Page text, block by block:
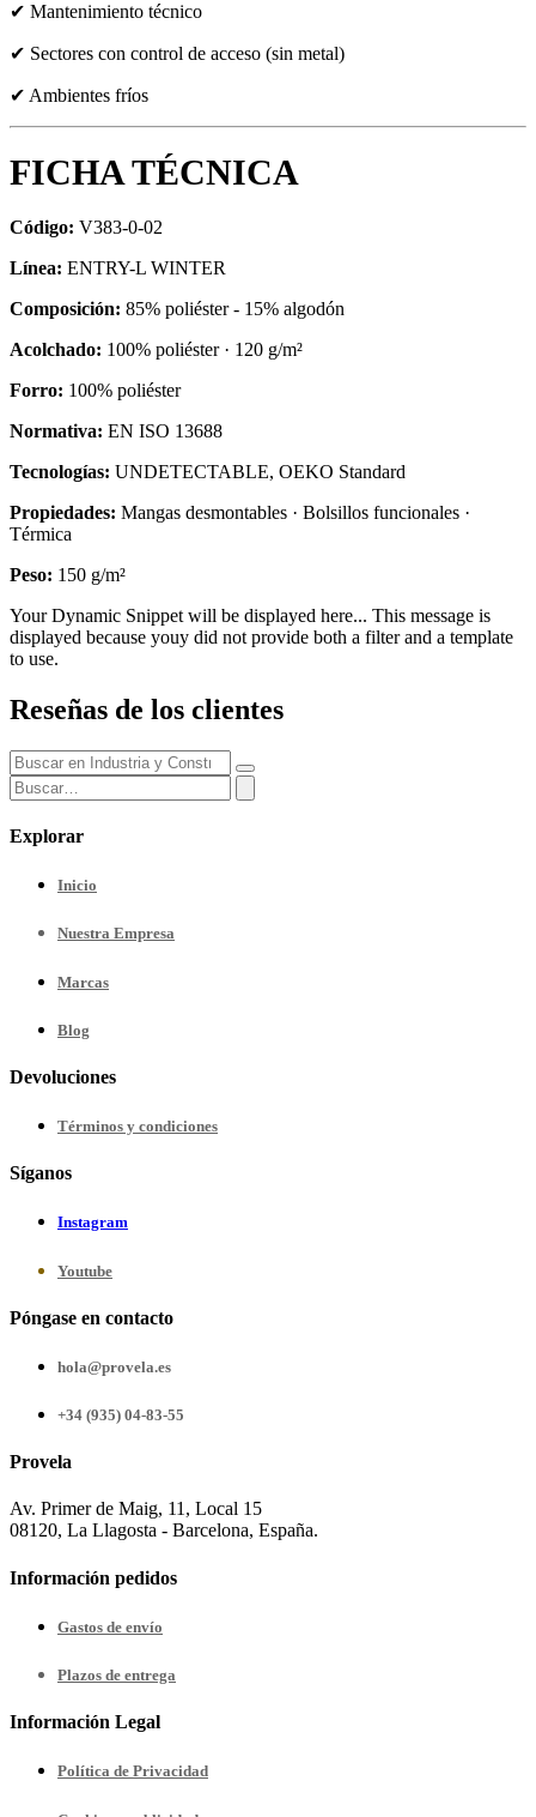
✔ Mantenimiento técnico
✔ Sectores con control de acceso (sin metal)
✔ Ambientes fríos
FICHA TÉCNICA
Código: V383-0-02
Línea: ENTRY-L WINTER
Composición: 85% poliéster - 15% algodón
Acolchado: 100% poliéster · 120 g/m²
Forro: 100% poliéster
Normativa: EN ISO 13688
Tecnologías: UNDETECTABLE, OEKO Standard
Propiedades: Mangas desmontables · Bolsillos funcionales ·
Térmica
Peso: 150 g/m²
Your Dynamic Snippet will be displayed here... This message is
displayed because youy did not provide both a filter and a template
to use.
Reseñas de los clientes
Explorar
Inicio
Nuestra Empresa
Marcas
Blog
Devoluciones
Términos y condiciones
Síganos
Instagram
Youtube
Póngase en contacto
hola@provela.es
+34 (935) 04-83-55
Provela
Av. Primer de Maig, 11, Local 15
08120, La Llagosta - Barcelona, España.
Información pedidos
Gastos de envío
Plazos de entrega
Información Legal
Política de Privacidad